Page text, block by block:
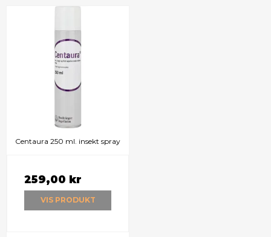
Centaura 250 ml. insekt spray
259,00 kr
VIS PRODUKT